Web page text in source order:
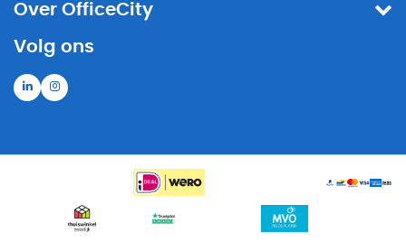
Over OfficeCity
Volg ons